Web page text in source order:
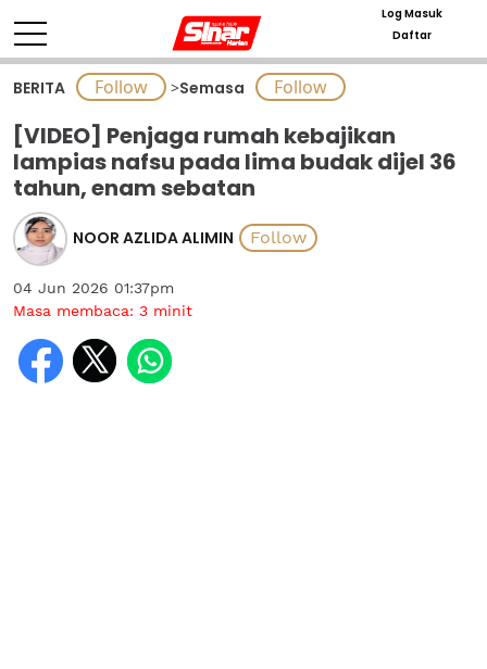
Log Masuk
Daftar
BERITA >Semasa
[VIDEO] Penjaga rumah kebajikan
lampias nafsu pada lima budak dijel 36
tahun, enam sebatan
NOOR AZLIDA ALIMIN
04 Jun 2026 01:37pm
Masa membaca: 3 minit